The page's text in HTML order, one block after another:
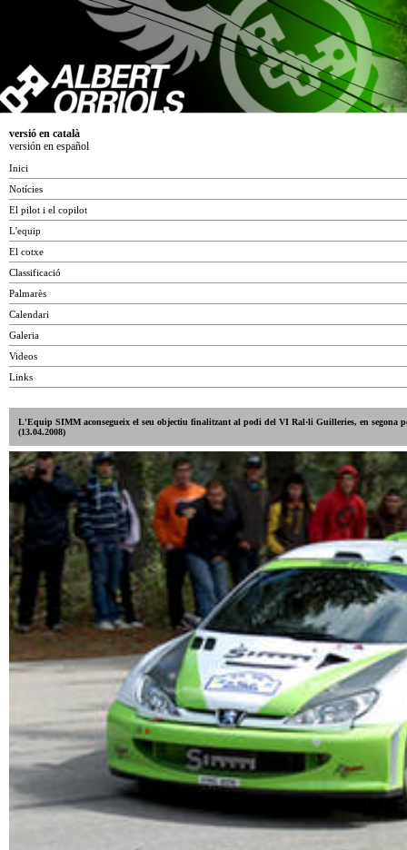
versió en català
versión en español
Inici
Notícies
El pilot i el copilot
L'equip
El cotxe
Classificació
Palmarès
Calendari
Galeria
Videos
Links
L'Equip SIMM aconsegueix el seu objectiu finalitzant al podi del VI Ral·li Guilleries, en segona
(13.04.2008)